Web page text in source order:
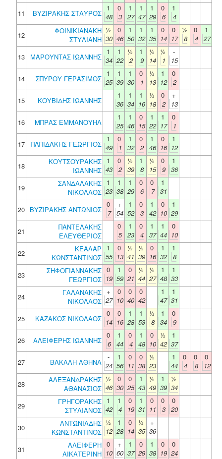
11
ΒΥΖΙΡΑΚΗΣ ΣΤΑΥΡΟΣ
1
48
0
3
1
27
1
47
1
29
0
6
1
4
12
ΦΟΙΝΙΚΙΑΝΑΚΗ
ΣΤΥΛΙΑΝΗ
½
30
0
46
1
50
1
32
1
35
0
14
0
17
½
8
0
4
1
27
13
ΜΑΡΟΥΝΤΑΣ ΙΩΑΝΝΗΣ
1
34
1
22
½
2
1
9
½
14
½
1
-
15
14
ΣΠΥΡΟΥ ΓΕΡΑΣΙΜΟΣ
1
25
1
39
1
30
0
1
½
13
1
12
0
2
15
ΚΟΥΒΙΔΗΣ ΙΩΑΝΝΗΣ
1
36
1
34
1
16
½
18
0
2
+
13
16
ΜΠΡΑΣ ΕΜΜΑΝΟΥΗΛ
1
25
1
46
0
15
1
22
1
17
0
1
17
ΠΑΠΙΔΑΚΗΣ ΓΕΩΡΓΙΟΣ
1
49
0
1
1
32
0
2
1
46
0
16
1
12
18
ΚΟΥΤΣΟΥΡΑΚΗΣ
ΙΩΑΝΝΗΣ
1
43
0
2
½
39
1
8
½
15
0
9
1
36
19
ΣΑΝΔΑΛΑΚΗΣ
ΝΙΚΟΛΑΟΣ
1
23
1
38
1
29
0
6
0
7
1
31
20 ΒΥΖΙΡΑΚΗΣ ΑΝΤΩΝΙΟΣ
0
7
+
54
1
52
0
3
1
42
0
10
1
29
21
ΠΑΝΤΕΛΑΚΗΣ
ΕΛΕΥΘΕΡΙΟΣ
0
5
1
23
0
4
1
37
1
44
0
10
22
ΚΕΑΛΑΡ
ΚΩΝΣΤΑΝΤΙΝΟΣ
1
55
0
13
½
41
½
39
0
16
1
32
1
8
23
ΣΗΦΟΓΙΑΝΝΑΚΗΣ
ΓΕΩΡΓΙΟΣ
0
19
1
59
0
21
½
44
½
27
1
48
1
33
24
ΓΑΛΑΝΑΚΗΣ
ΝΙΚΟΛΑΟΣ
+
27
0
10
0
40
0
42
1
47
1
31
25
ΚΑΖΑΚΟΣ ΝΙΚΟΛΑΟΣ
0
14
0
16
1
28
1
53
½
8
1
34
0
9
26
ΑΛΕΙΦΕΡΗΣ ΙΩΑΝΝΗΣ
0
6
1
44
0
4
1
48
0
10
½
42
1
37
27
ΒΑΚΑΛΗ ΑΘΗΝΑ
-
24
1
56
0
11
0
38
½
23
1
44
0
4
0
8
0
12
28
ΑΛΕΞΑΝΔΡΑΚΗΣ
ΑΘΑΝΑΣΙΟΣ
½
46
0
30
0
25
1
43
½
49
1
39
½
34
29
ΓΡΗΓΟΡΑΚΗΣ
ΣΤΥΛΙΑΝΟΣ
1
42
1
4
0
19
1
31
0
11
0
3
0
20
30
ΑΝΤΩΝΙΑΔΗΣ
ΚΩΝΣΤΑΝΤΙΝΟΣ
½
12
1
28
0
14
½
35
+
36
31
ΑΛΕΙΦΕΡΗ
ΑΙΚΑΤΕΡΙΝΗ
0
10
+
60
1
37
0
29
1
38
0
19
0
24